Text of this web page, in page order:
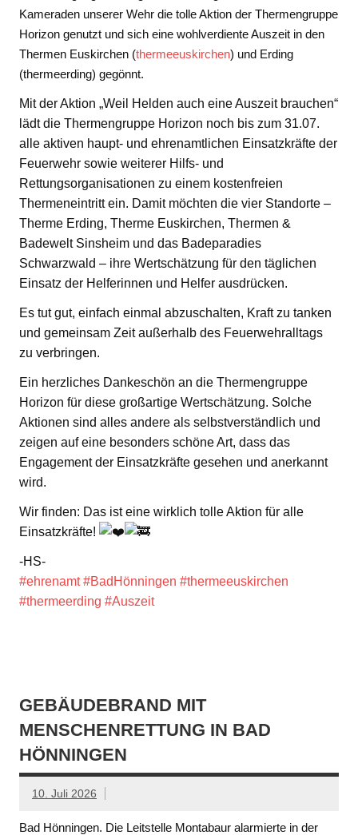
Kameraden unserer Wehr die tolle Aktion der Thermengruppe
Horizon genutzt und sich eine wohlverdiente Auszeit in den
Thermen Euskirchen (thermeeuskirchen) und Erding
(thermeerding) gegönnt.
Mit der Aktion „Weil Helden auch eine Auszeit brauchen“
lädt die Thermengruppe Horizon noch bis zum 31.07.
alle aktiven haupt- und ehrenamtlichen Einsatzkräfte der
Feuerwehr sowie weiterer Hilfs- und
Rettungsorganisationen zu einem kostenfreien
Thermeneintritt ein. Damit möchten die vier Standorte –
Therme Erding, Therme Euskirchen, Thermen &
Badewelt Sinsheim und das Badeparadies
Schwarzwald – ihre Wertschätzung für den täglichen
Einsatz der Helferinnen und Helfer ausdrücken.
Es tut gut, einfach einmal abzuschalten, Kraft zu tanken
und gemeinsam Zeit außerhalb des Feuerwehralltags
zu verbringen.
Ein herzliches Dankeschön an die Thermengruppe
Horizon für diese großartige Wertschätzung. Solche
Aktionen sind alles andere als selbstverständlich und
zeigen auf eine besonders schöne Art, dass das
Engagement der Einsatzkräfte gesehen und anerkannt
wird.
Wir finden: Das ist eine wirklich tolle Aktion für alle
Einsatzkräfte!
-HS-
#ehrenamt #BadHönningen #thermeeuskirchen
#thermeerding #Auszeit
GEBÄUDEBRAND MIT
MENSCHENRETTUNG IN BAD
HÖNNINGEN
10. Juli 2026
Bad Hönningen. Die Leitstelle Montabaur alarmierte in der